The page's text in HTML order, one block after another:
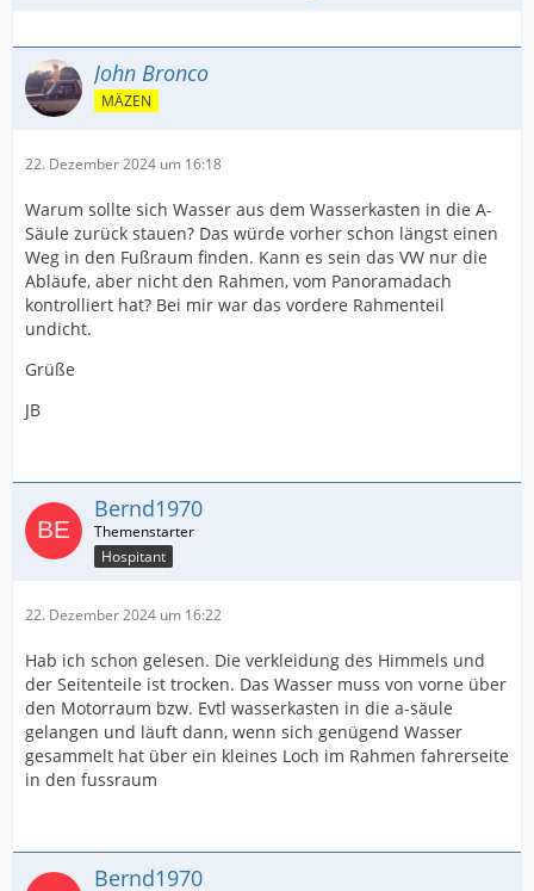
John Bronco
MÄZEN
22. Dezember 2024 um 16:18
Warum sollte sich Wasser aus dem Wasserkasten in die A-
Säule zurück stauen? Das würde vorher schon längst einen
Weg in den Fußraum finden. Kann es sein das VW nur die
Abläufe, aber nicht den Rahmen, vom Panoramadach
kontrolliert hat? Bei mir war das vordere Rahmenteil
undicht.
Grüße
JB
Bernd1970
Hospitant
22. Dezember 2024 um 16:22
Hab ich schon gelesen. Die verkleidung des Himmels und
der Seitenteile ist trocken. Das Wasser muss von vorne über
den Motorraum bzw. Evtl wasserkasten in die a-säule
gelangen und läuft dann, wenn sich genügend Wasser
gesammelt hat über ein kleines Loch im Rahmen fahrerseite
in den fussraum
Bernd1970